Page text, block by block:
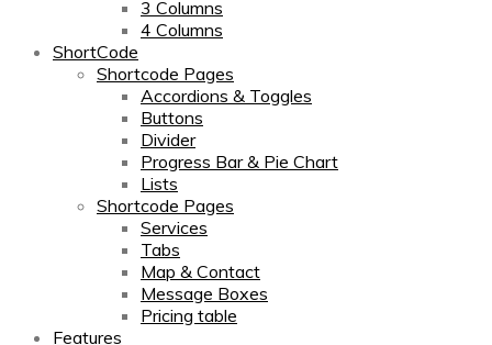
3 Columns
4 Columns
ShortCode
Shortcode Pages
Accordions & Toggles
Buttons
Divider
Progress Bar & Pie Chart
Lists
Shortcode Pages
Services
Tabs
Map & Contact
Message Boxes
Pricing table
Features